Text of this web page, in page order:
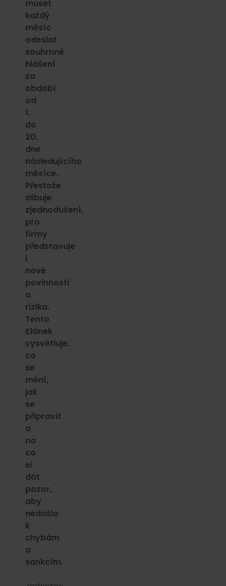
muset
každý
měsíc
odeslat
souhrnné
hlášení
za
období
od
1.
do
20.
dne
následujícího
měsíce.
Přestože
slibuje
zjednodušení,
pro
firmy
představuje
i
nové
povinnosti
a
rizika.
Tento
článek
vysvětluje,
co
se
mění,
jak
se
připravit
a
na
co
si
dát
pozor,
aby
nedošlo
k
chybám
a
sankcím.